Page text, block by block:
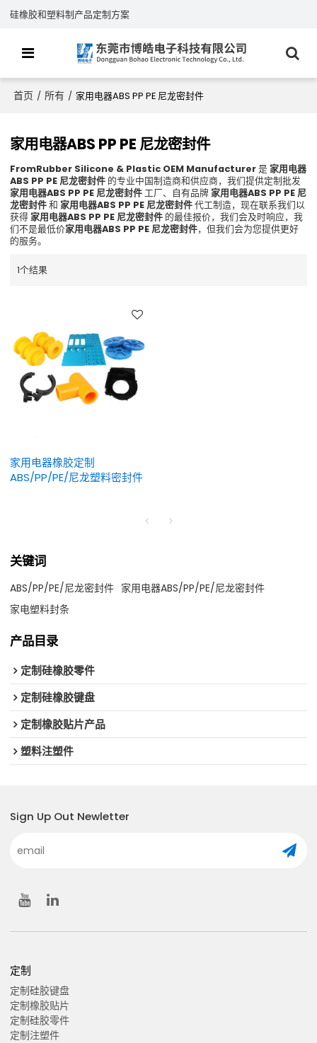
硅橡胶和塑料制产品定制方案
首页 / 所有 / 家用电器ABS PP PE 尼龙密封件
家用电器ABS PP PE 尼龙密封件
FromRubber Silicone & Plastic OEM Manufacturer是家用电器
ABS PP PE 尼龙密封件 的专业中国制造商和供应商，我们提供定制批发
家用电器ABS PP PE 尼龙密封件工厂、自有品牌家用电器ABS PP PE 尼
龙密封件和家用电器ABS PP PE 尼龙密封件代工制造，现在联系我们以
获得家用电器ABS PP PE 尼龙密封件 的最佳报价，我们会及时响应，我
们不是最低价家用电器ABS PP PE 尼龙密封件，但我们会为您提供更好
的服务。
1个结果
家用电器橡胶定制
ABS/PP/PE/尼龙塑料密封件
关键词
ABS/PP/PE/尼龙密封件 家用电器ABS/PP/PE/尼龙密封件
家电塑料封条
产品目录
定制硅橡胶零件
定制硅橡胶键盘
定制橡胶贴片产品
塑料注塑件
Sign Up Out Newletter
定制
定制硅胶键盘
定制橡胶贴片
定制硅胶零件
定制注塑件